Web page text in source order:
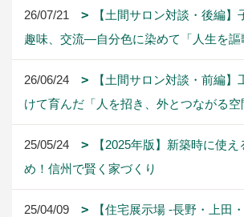
26/07/21
【土間サロン対談・後編】
趣味、交流―自分色に染めて「人生を謳
26/06/24
【土間サロン対談・前編
けて育んだ「人を招き、外とつながる空
25/05/24
【2025年版】新築時に使
め！信州で賢く家づくり
25/04/09
【住宅展示場 -長野・上田